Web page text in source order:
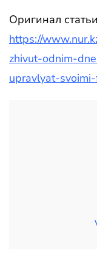
Оригинал
https://
zhivut-odnim-
upravlyat-